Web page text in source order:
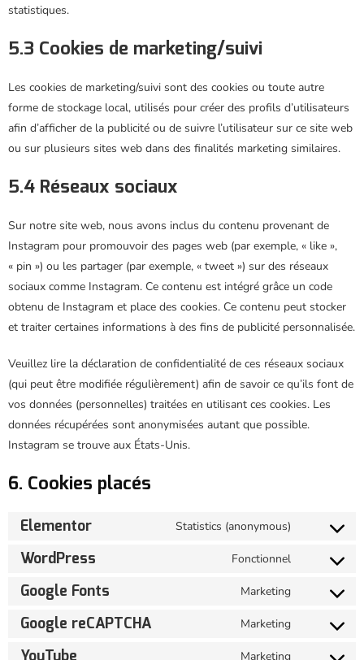
statistiques.
5.3 Cookies de marketing/suivi
Les cookies de marketing/suivi sont des cookies ou toute autre
forme de stockage local, utilisés pour créer des profils d’utilisateurs
afin d’afficher de la publicité ou de suivre l’utilisateur sur ce site web
ou sur plusieurs sites web dans des finalités marketing similaires.
5.4 Réseaux sociaux
Sur notre site web, nous avons inclus du contenu provenant de
Instagram pour promouvoir des pages web (par exemple, « like »,
« pin ») ou les partager (par exemple, « tweet ») sur des réseaux
sociaux comme Instagram. Ce contenu est intégré grâce un code
obtenu de Instagram et place des cookies. Ce contenu peut stocker
et traiter certaines informations à des fins de publicité personnalisée.
Veuillez lire la déclaration de confidentialité de ces réseaux sociaux
(qui peut être modifiée régulièrement) afin de savoir ce qu’ils font de
vos données (personnelles) traitées en utilisant ces cookies. Les
données récupérées sont anonymisées autant que possible.
Instagram se trouve aux États-Unis.
6. Cookies placés
Elementor Statistics (anonymous)
WordPress Fonctionnel
Google Fonts Marketing
Google reCAPTCHA Marketing
YouTube Marketing